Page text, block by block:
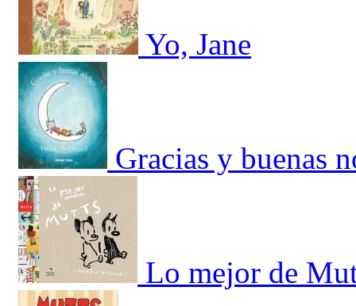
Yo, Jane
Gracias y buenas
Lo mejor de